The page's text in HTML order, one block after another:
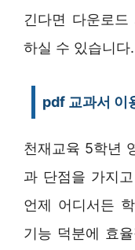
긴다면 다운로
하실 수 있습니다.
pdf 교과서 이
천재교육 5학년
과 단점을 가지
언제 어디서든
기능 덕분에 효